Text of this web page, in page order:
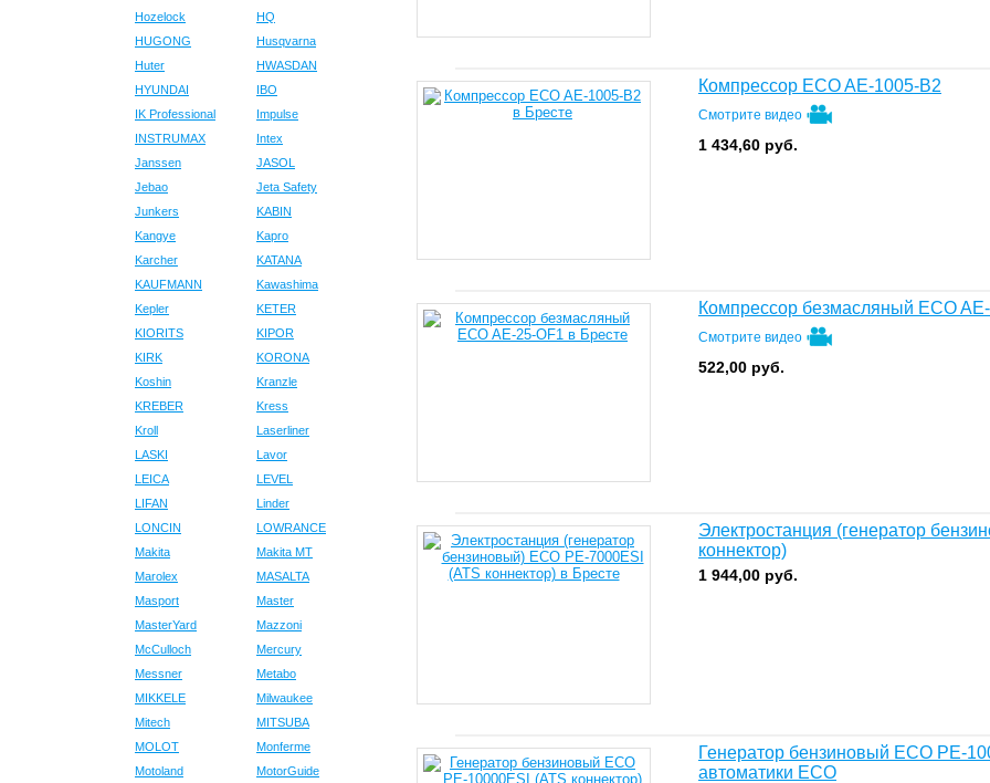
Hozelock
HQ
HUGONG
Husqvarna
Huter
HWASDAN
HYUNDAI
IBO
IK Professional
Impulse
INSTRUMAX
Intex
Janssen
JASOL
Jebao
Jeta Safety
Junkers
KABIN
Kangye
Kapro
Karcher
KATANA
KAUFMANN
Kawashima
Kepler
KETER
KIORITS
KIPOR
KIRK
KORONA
Koshin
Kranzle
KREBER
Kress
Kroll
Laserliner
LASKI
Lavor
LEICA
LEVEL
LIFAN
Linder
LONCIN
LOWRANCE
Makita
Makita MT
Marolex
MASALTA
Masport
Master
MasterYard
Mazzoni
McCulloch
Mercury
Messner
Metabo
MIKKELE
Milwaukee
Mitech
MITSUBA
MOLOT
Monferme
Motoland
MotorGuide
Компрессор ECO AE-1005-B2
Смотрите видео
1 434,60 руб.
Компрессор безмасляный ECO
Смотрите видео
522,00 руб.
Электростанция (генератор
коннектор)
1 944,00 руб.
Генератор бензиновый ECO PE-
автоматики ECO